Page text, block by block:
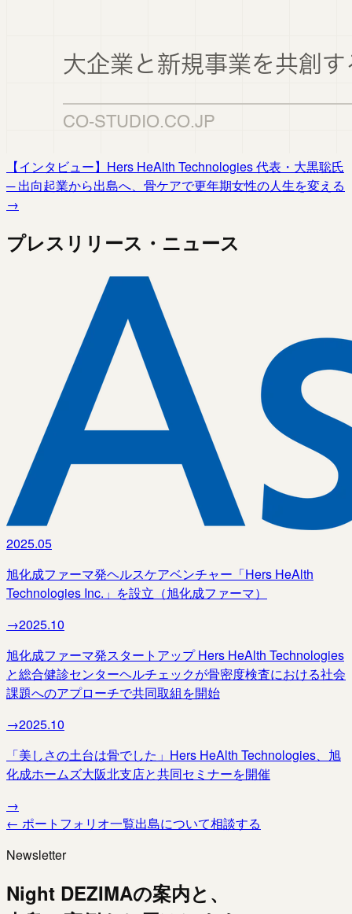
【インタビュー】Hers HeAlth Technologies 代表・大黒聡氏
─ 出向起業から出島へ、骨ケアで更年期女性の人生を変える
→
プレスリリース・ニュース
2025.05
旭化成ファーマ発ヘルスケアベンチャー「Hers HeAlth
Technologies Inc.」を設立（旭化成ファーマ）
→2025.10
旭化成ファーマ発スタートアップ Hers HeAlth Technologies
と総合健診センターヘルチェックが骨密度検査における社会
課題へのアプローチで共同取組を開始
→2025.10
「美しさの土台は骨でした」Hers HeAlth Technologies、旭
化成ホームズ大阪北支店と共同セミナーを開催
→
← ポートフォリオ一覧出島について相談する
Newsletter
Night DEZIMAの案内と、